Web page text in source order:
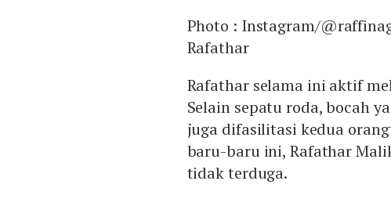
Photo : Instagram/
Rafathar
Rafathar selama ini aktif
Selain sepatu roda, bocah
juga difasilitasi kedua
baru-baru ini, Rafathar
tidak terduga.